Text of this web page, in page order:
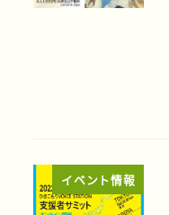
イベント情報